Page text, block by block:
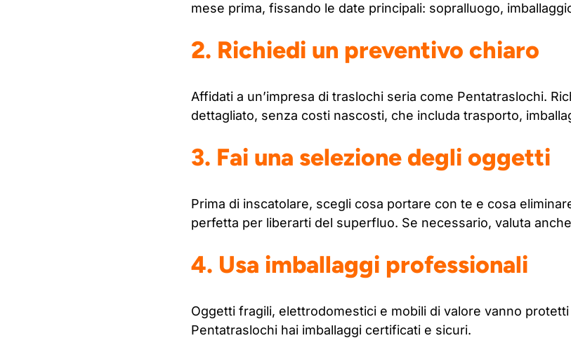
mese prima, fissando le date principali: sopralluogo,
2. Richiedi un preventivo chiaro
Affidati a un’impresa di traslochi seria come Pentatraslochi.
dettagliato, senza costi nascosti, che includa trasporto,
3. Fai una selezione degli oggetti
Prima di inscatolare, scegli cosa portare con te e cosa
perfetta per liberarti del superfluo. Se necessario, valuta
4. Usa imballaggi professionali
Oggetti fragili, elettrodomestici e mobili di valore vanno
Pentatraslochi hai imballaggi certificati e sicuri.